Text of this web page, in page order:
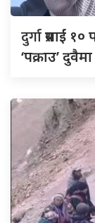
दुर्गाप्रसाईं
‘पक्राउ’ दुवैमा